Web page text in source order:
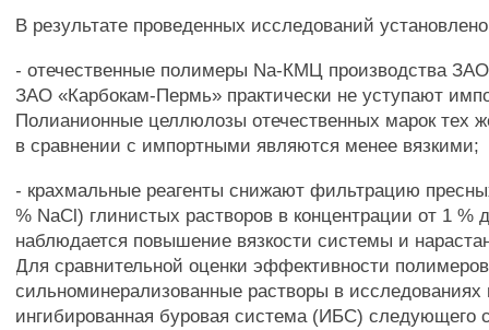
В результате проведенных исследований
- отечественные полимеры Na-КМЦ производства
ЗАО «Карбокам-Пермь» практически не уступают
Полианионные целлюлозы отечественных марок тех
в сравнении с импортными являются менее вязкими;
- крахмальные реагенты снижают фильтрацию
% NaCl) глинистых растворов в концентрации от 1 %
наблюдается повышение вязкости системы и
Для сравнительной оценки эффективности
сильноминерализованные растворы в исследованиях
ингибированная буровая система (ИБС) следующего